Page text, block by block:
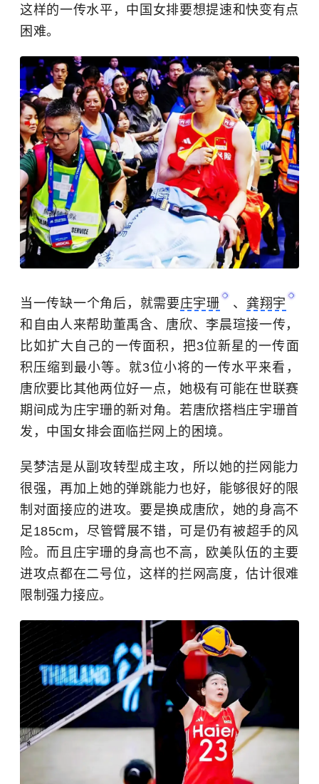
这样的一传水平，中国女排要想提速和快变有点
困难。
当一传缺一个角后，就需要庄宇珊 、 龚翔宇
和自由人来帮助董禹含、唐欣、李晨瑄接一传，
比如扩大自己的一传面积，把3位新星的一传面
积压缩到最小等。就3位小将的一传水平来看，
唐欣要比其他两位好一点，她极有可能在世联赛
期间成为庄宇珊的新对角。若唐欣搭档庄宇珊首
发，中国女排会面临拦网上的困境。
吴梦洁是从副攻转型成主攻，所以她的拦网能力
很强，再加上她的弹跳能力也好，能够很好的限
制对面接应的进攻。要是换成唐欣，她的身高不
足185cm，尽管臂展不错，可是仍有被超手的风
险。而且庄宇珊的身高也不高，欧美队伍的主要
进攻点都在二号位，这样的拦网高度，估计很难
限制强力接应。